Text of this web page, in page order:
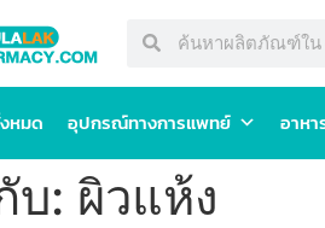
หมด อุปกรณ์ทางการแพทย์ อาหา
บ: ผิวแห้ง